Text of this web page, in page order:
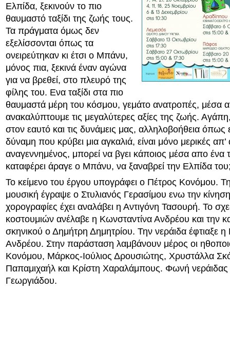
Ελπίδα, ξεκινούν το πιο
θαυμαστό ταξίδι της ζωής τους.
Τα πράγματα όμως δεν
εξελίσσονται όπως τα
ονειρεύτηκαν κι έτσι ο Μπάνυ,
μόνος πια, ξεκινά έναν αγώνα
για να βρεθεί, στο πλευρό της
φίλης του. Ενα ταξίδι στα πιο
θαυμαστά μέρη του κόσμου, γεμάτο ανατροπές, μέσα
ανακαλύπτουμε τις μεγαλύτερες αξίες της ζωής.
στον εαυτό και τις δυνάμεις μας, αλληλοβοήθεια όπως
δύναμη που κρύβει μια αγκαλιά, είναι μόνο μερικές
αναγεννημένος, μπορεί να βγει κάποιος μέσα απο ένα
καταφέρει άραγε ο Μπάνυ, να ξαναβρεί την Ελπίδα
Το κείμενο του έργου υπογράφει ο Πέτρος Κονόμου.
μουσική έγραψε ο Στυλιανός Γερασίμου ενω την κίνηση
χορογραφίες έχει αναλάβει η Αντιγόνη Τασουρή. Το
κοστουμιών ανέλαβε η Κωνσταντίνα Ανδρέου και την
σκηνικού ο Δημήτρη Δημητρίου. Την νεράιδα έφτιαξε η
Ανδρέου. Στην παράσταση λαμβάνουν μέρος οι
Κονόμου, Μάρκος-Ιούλιος Δρουσιώτης, Χρυστάλλα
Παπαμιχαήλ και Κρίστη Χαραλάμπους. Φωνή νεράιδας
Γεωργιάδου.